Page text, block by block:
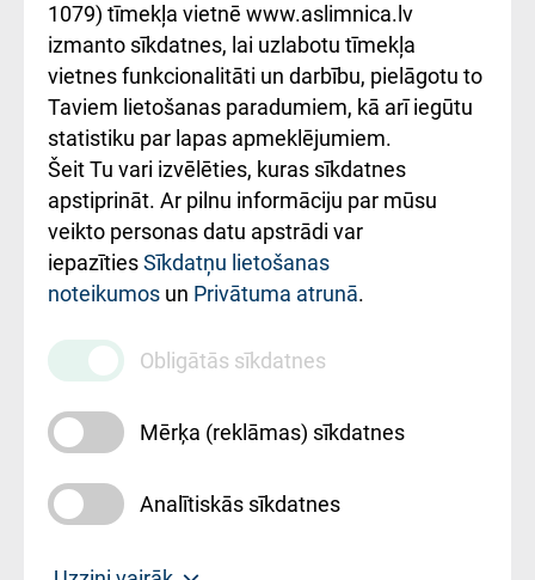
Kā pie mums nokļūt
Rēķinu apmaksas
ceļvedis
Rekvizīti un
ārstniecības
iestādes kods
010000234
Maksas
pakalpojumu
cenrādis
1079) tīmekļa vietnē www.aslimnica.lv
izmanto sīkdatnes, lai uzlabotu tīmekļa
vietnes funkcionalitāti un darbību, pielāgotu to
Taviem lietošanas paradumiem, kā arī iegūtu
statistiku par lapas apmeklējumiem.
Šeit Tu vari izvēlēties, kuras sīkdatnes
apstiprināt. Ar pilnu informāciju par mūsu
veikto personas datu apstrādi var
iepazītiesSīkdatņu lietošanas
noteikumos un Privātuma atrunā.
Obligātās sīkdatnes
Mērķa (reklāmas) sīkdatnes
Analītiskās sīkdatnes